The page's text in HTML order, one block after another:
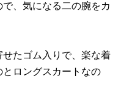
、気になる二の腕をカ
たゴム入りで、楽な着
ロングスカートなの